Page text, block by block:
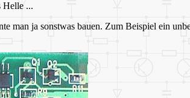
...
man ja sonstwas bauen. Zum Beispiel ein